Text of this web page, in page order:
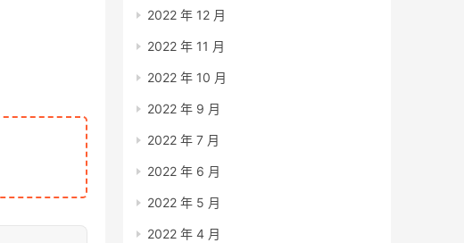
2022 年 12 月
2022 年 11 月
2022 年 10 月
2022 年 9 月
2022 年 7 月
2022 年 6 月
2022 年 5 月
2022 年 4 月